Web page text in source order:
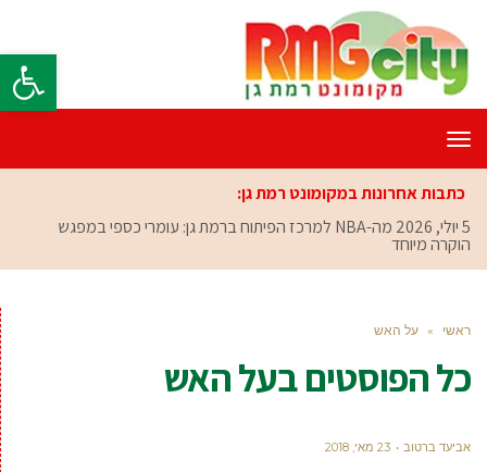
פתח
תפריט
כתבות אחרונות במקומונט רמת גן:
5 יולי, 2026
מה-NBA למרכז הפיתוח ברמת גן: עומרי כספי במפגש
הוקרה מיוחד
ראשי » על האש
כל הפוסטים בעל האש
אביעד ברטוב 23 מאי, 2018